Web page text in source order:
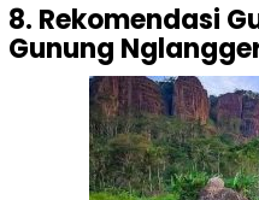
8. Rekomendasi
Gunung